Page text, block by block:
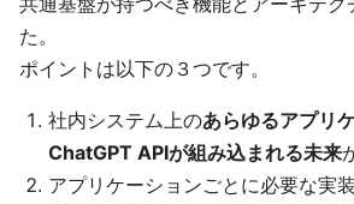
た。
ポイントは以下の３つです。
社内システム上のあらゆるアプリ
ChatGPT APIが組み込まれる未来
アプリケーションごとに必要な実